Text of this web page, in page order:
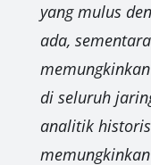
yang mulus
ada,
di seluruh
analitik